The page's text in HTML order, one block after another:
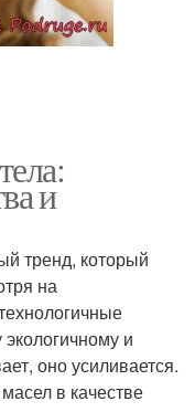
и
тренд, который
на
и
оно усиливается.
в качестве